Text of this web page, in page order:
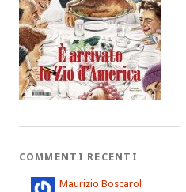
COMMENTI RECENTI
Maurizio Boscarol